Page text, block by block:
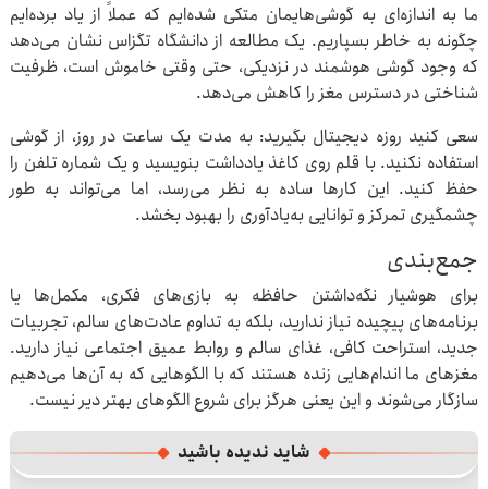
ما به اندازه‌ای به گوشی‌هایمان متکی شده‌ایم که عملاً از یاد برده‌ایم
چگونه به خاطر بسپاریم. یک مطالعه از دانشگاه تگزاس نشان می‌دهد
که وجود گوشی هوشمند در نزدیکی، حتی وقتی خاموش است، ظرفیت
شناختی در دسترس مغز را کاهش می‌دهد.
سعی کنید روزه دیجیتال بگیرید: به مدت یک ساعت در روز، از گوشی
استفاده نکنید. با قلم روی کاغذ یادداشت بنویسید و یک شماره تلفن را
حفظ کنید. این کارها ساده به نظر می‌رسد، اما می‌تواند به طور
چشمگیری تمرکز و توانایی به‌یادآوری را بهبود بخشد.
جمع‌بندی
برای هوشیار نگه‌داشتن حافظه به بازی‌های فکری، مکمل‌ها یا
برنامه‌های پیچیده نیاز ندارید، بلکه به تداوم عادت‌های سالم، تجربیات
جدید، استراحت کافی، غذای سالم و روابط عمیق اجتماعی نیاز دارید.
مغزهای ما اندام‌هایی زنده‌ هستند که با الگوهایی که به آن‌ها می‌دهیم
سازگار می‌شوند و این یعنی هرگز برای شروع الگوهای بهتر دیر نیست.
شاید ندیده باشید